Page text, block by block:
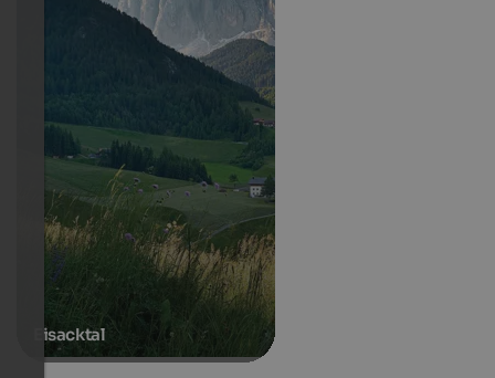
Eisacktal